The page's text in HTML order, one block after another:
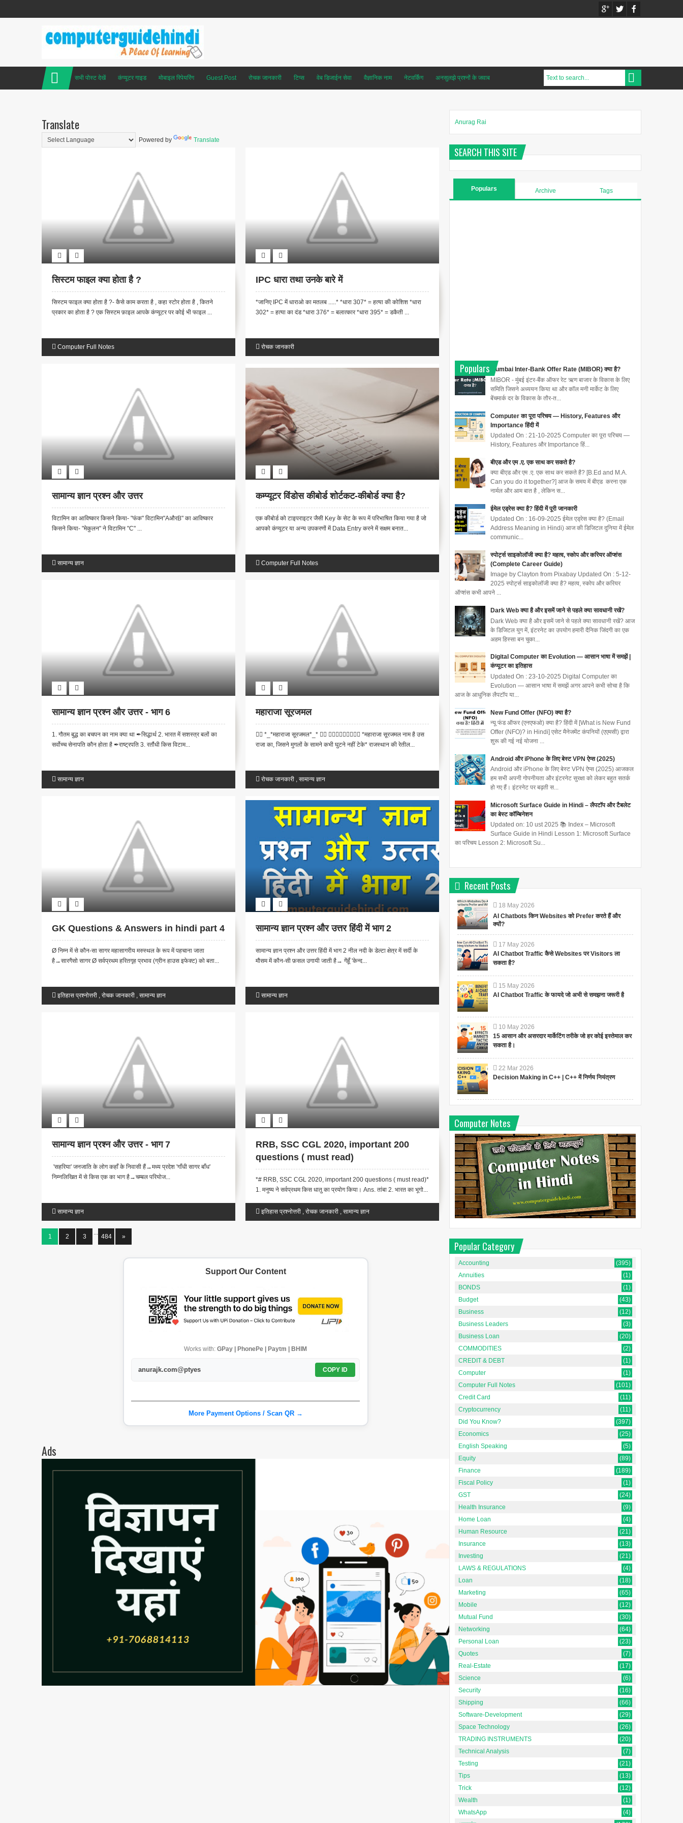
सभी पोस्ट देखें कंप्यूटर गाइड मोबाइल रिपेयरिंग Guest Post रोचक जानकारी टिप्स वेब डिजाईन सेवा वैज्ञानिक नाम नेटवर्किंग अनसुलझे प्रश्नों के जवाब
Translate
Powered by Translate
सिस्टम फाइल क्या होता है ?
सिस्टम फाइल क्या होता है ?- कैसे काम करता है , कहा स्टोर होता है , कितने
प्रकार का होता है ? एक सिस्टम फ़ाइल आपके कंप्यूटर पर कोई भी फाइल ...
Computer Full Notes
IPC धारा तथा उनके बारे में
*जानिए IPC में धाराओ का मतलब .....* *धारा 307* = हत्या की कोशिश *धारा
302* = हत्या का दंड *धारा 376* = बलात्कार *धारा 395* = डकैती ...
रोचक जानकारी
सामान्य ज्ञान प्रश्न और उत्तर
विटामिन का आविष्कार किसने किया- "फंक" विटामिन"AऔरB" का आविष्कार
किसने किया- "मेकुलन" ने विटामिन "C" ...
सामान्य ज्ञान
कम्प्यूटर विंडोस कीबोर्ड शोर्टकट-कीबोर्ड क्या है?
एक कीबोर्ड को टाइपराइटर जैसी Key के सेट के रूप में परिभाषित किया गया है जो
आपको कंप्यूटर या अन्य उपकरणों में Data Entry करने में सक्षम बनात...
Computer Full Notes
सामान्य ज्ञान प्रश्न और उत्तर - भाग 6
1. गौतम बुद्ध का बचपन का नाम क्या था ✒सिद्धार्थ 2. भारत में सशस्त्र बलों का
सर्वोच्च सेनापति कौन होता है ✒राष्ट्रपति 3. रतौंधी किस विटाम...
सामान्य ज्ञान
महाराजा सूरजमल
 *_*महाराजा सूरजमल*_*   *महाराजा सूरजमल नाम है उस
राजा का, जिसने मुगलों के सामने कभी घुटने नहीं टेके* राजस्थान की रेतील...
रोचक जानकारी ,सामान्य ज्ञान
GK Questions & Answers in hindi part 4
Ø निम्न में से कौन-सा सागर महासागरीय मरुस्थल के रूप में पहचाना जाता
है→सारगैसो सागर Ø सर्वप्रथम हरितगृह प्रभाव (ग्रीन हाउस इफेक्ट) को बता...
इतिहास प्रश्नोत्तरी , रोचक जानकारी , सामान्य ज्ञान
सामान्य ज्ञान प्रश्न और उत्तर हिंदी में भाग 2
सामान्य ज्ञान प्रश्न और उत्तर हिंदी में भाग 2 नील नदी के डेल्टा क्षेत्र में सर्दी के
मौसम में कौन-सी फ़सल उगायी जाती है→ गेंहूँ 'केन्द...
सामान्य ज्ञान
सामान्य ज्ञान प्रश्न और उत्तर - भाग 7
'सहरिया' जनजाति के लोग कहाँ के निवासी हैं→मध्य प्रदेश 'गाँधी सागर बाँध'
निम्नलिखित में से किस एक का भाग है→चम्बल परियोज...
सामान्य ज्ञान
RRB, SSC CGL 2020, important 200
questions ( must read)
*# RRB, SSC CGL 2020, important 200 questions ( must read)*
1. मनुष्य ने सर्वप्रथम किस धातु का प्रयोग किया। Ans. तांबा 2. भारत का भूगो...
इतिहास प्रश्नोत्तरी ,रोचक जानकारी ,सामान्य ज्ञान
1 2 3
...
484 »
Support Our Content
Works with:GPay | PhonePe | Paytm | BHIM
anurajk.com@ptyes COPY ID
More Payment Options / Scan QR →
Ads
Anurag Rai
SEARCH THIS SITE
Populars Archive Tags
Populars
Mumbai Inter-Bank Offer Rate (MIBOR) क्या है?
MIBOR - मुंबई इंटर-बैंक ऑफर रेट ऋण बाजार के विकास के लिए
समिति जिसने अध्ययन किया था और कॉल मनी मार्केट के लिए
बेंचमार्क दर के विकास के तौर-त...
Computer का पूरा परिचय — History, Features और
Importance हिंदी में
Updated On : 21-10-2025 Computer का पूरा परिचय —
History, Features और Importance हिं...
बीएड और एम .ए. एक साथ कर सकते है?
क्या बीएड और एम .ए. एक साथ कर सकते है? [B.Ed and M.A.
Can you do it together?] आज के समय में बीएड करना एक
नार्मल और आम बात है , लेकिन स...
ईमेल एड्रेस क्या है? हिंदी में पूरी जानकारी
Updated On : 16-09-2025 ईमेल एड्रेस क्या है? (Email
Address Meaning in Hindi) आज की डिजिटल दुनिया में ईमेल
communic...
स्पोर्ट्स साइकोलॉजी क्या है? महत्व, स्कोप और करियर ऑप्शंस
(Complete Career Guide)
Image by Clayton from Pixabay Updated On : 5-12-
2025 स्पोर्ट्स साइकोलॉजी क्या है? महत्व, स्कोप और करियर
ऑप्शंस कभी आपने ...
Dark Web क्या है और इसमें जाने से पहले क्या सावधानी रखें?
Dark Web क्या है और इसमें जाने से पहले क्या सावधानी रखें? आज
के डिजिटल युग में, इंटरनेट का उपयोग हमारी दैनिक जिंदगी का एक
अहम हिस्सा बन चुका...
Digital Computer का Evolution — आसान भाषा में समझें |
कंप्यूटर का इतिहास
Updated On : 23-10-2025 Digital Computer का
Evolution — आसान भाषा में समझें अगर आपने कभी सोचा है कि
आज के आधुनिक लैपटॉप या...
New Fund Offer (NFO) क्या है?
न्यू फंड ऑफर (एनएफओ) क्या है? हिंदी में [What is New Fund
Offer (NFO)? in Hindi] एसेट मैनेजमेंट कंपनियों (एएमसी) द्वारा
शुरू की गई नई योजना ...
Android और iPhone के लिए बेस्ट VPN ऐप्स (2025)
Android और iPhone के लिए बेस्ट VPN ऐप्स (2025) आजकल
हम सभी अपनी गोपनीयता और इंटरनेट सुरक्षा को लेकर बहुत सतर्क
हो गए हैं। इंटरनेट पर बढ़ती स...
Microsoft Surface Guide in Hindi – लैपटॉप और टैबलेट
का बेस्ट कॉम्बिनेशन
Updated on: 10 ust 2025 📚 Index – Microsoft
Surface Guide in Hindi Lesson 1: Microsoft Surface
का परिचय Lesson 2: Microsoft Su...
Recent Posts
18 May 2026
AI Chatbots किन Websites को Prefer करते हैं और
क्यों?
17 May 2026
AI Chatbot Traffic कैसे Websites पर Visitors ला
सकता है?
15 May 2026
AI Chatbot Traffic के फायदे जो अभी से समझना जरूरी है
10 May 2026
15 आसान और असरदार मार्केटिंग तरीके जो हर कोई इस्तेमाल कर
सकता है।
22 Mar 2026
Decision Making in C++ | C++ में निर्णय नियंत्रण
Computer Notes
Popular Category
Accounting
(395)
Annuities
(1)
BONDS
(1)
Budget
(43)
Business
(12)
Business Leaders
(3)
Business Loan
(20)
COMMODITIES
(2)
CREDIT & DEBT
(1)
Computer
(1)
Computer Full Notes
(101)
Credit Card
(11)
Cryptocurrency
(11)
Did You Know?
(397)
Economics
(25)
English Speaking
(5)
Equity
(89)
Finance
(189)
Fiscal Policy
(1)
GST
(24)
Health Insurance
(9)
Home Loan
(4)
Human Resource
(21)
Insurance
(13)
Investing
(21)
LAWS & REGULATIONS
(4)
Loan
(18)
Marketing
(65)
Mobile
(12)
Mutual Fund
(30)
Networking
(64)
Personal Loan
(23)
Quotes
(7)
Real-Estate
(17)
Science
(6)
Security
(16)
Shipping
(66)
Software-Development
(29)
Space Technology
(26)
TRADING INSTRUMENTS
(20)
Technical Analysis
(7)
Testing
(21)
Tips
(13)
Trick
(12)
Wealth
(1)
WhatsApp
(4)